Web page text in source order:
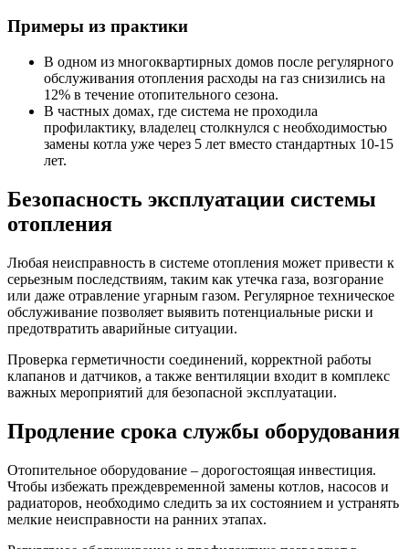
Примеры из практики
В одном из многоквартирных домов после регулярного
обслуживания отопления расходы на газ снизились на
12% в течение отопительного сезона.
В частных домах, где система не проходила
профилактику, владелец столкнулся с необходимостью
замены котла уже через 5 лет вместо стандартных 10-15
лет.
Безопасность эксплуатации системы
отопления
Любая неисправность в системе отопления может привести к
серьезным последствиям, таким как утечка газа, возгорание
или даже отравление угарным газом. Регулярное техническое
обслуживание позволяет выявить потенциальные риски и
предотвратить аварийные ситуации.
Проверка герметичности соединений, корректной работы
клапанов и датчиков, а также вентиляции входит в комплекс
важных мероприятий для безопасной эксплуатации.
Продление срока службы оборудования
Отопительное оборудование – дорогостоящая инвестиция.
Чтобы избежать преждевременной замены котлов, насосов и
радиаторов, необходимо следить за их состоянием и устранять
мелкие неисправности на ранних этапах.